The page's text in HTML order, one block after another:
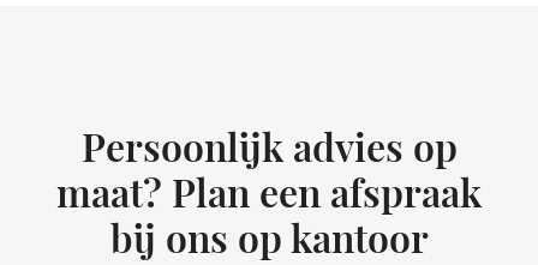
Persoonlijk advies op
maat? Plan een afspraak
bij ons op kantoor